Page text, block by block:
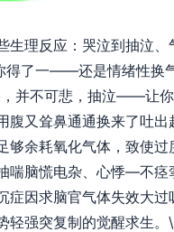
生理反应：哭泣到抽泣
了一——还是情绪性换
，并不可悲，抽泣——
腹又耸鼻通通换来了吐
够余耗氧化气体，致使
脑慌电杂、心悸—不
因求脑官气体失效大
强突复制的觉醒求生